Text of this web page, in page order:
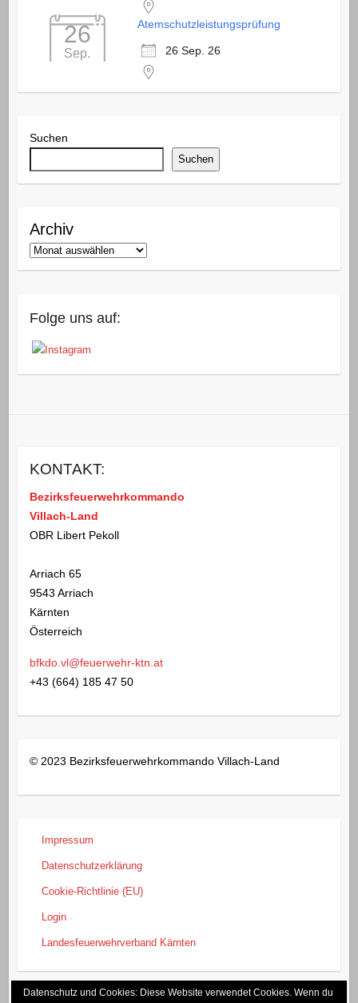
26
Sep.
Atemschutzleistungsprüfung
26 Sep. 26
Suchen
Suchen
Archiv
Folge uns auf:
KONTAKT:
Bezirksfeuerwehrkommando
Villach-Land
OBR Libert Pekoll
Arriach 65
9543 Arriach
Kärnten
Österreich
bfkdo.vl@feuerwehr-ktn.at
+43 (664) 185 47 50
© 2023 Bezirksfeuerwehrkommando Villach-Land
Impressum
Datenschutzerklärung
Cookie-Richtlinie (EU)
Login
Landesfeuerwehrverband Kärnten
Datenschutz und Cookies: Diese Website verwendet Cookies. Wenn du